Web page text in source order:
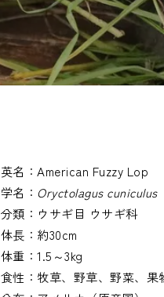
英名：American Fuzzy Lop
学名： Oryctolagus cuniculus
分類： ウサギ目 ウサギ科
体長： 約30cm
体重：1.5～3kg
食性： 牧草、野草、野菜、果